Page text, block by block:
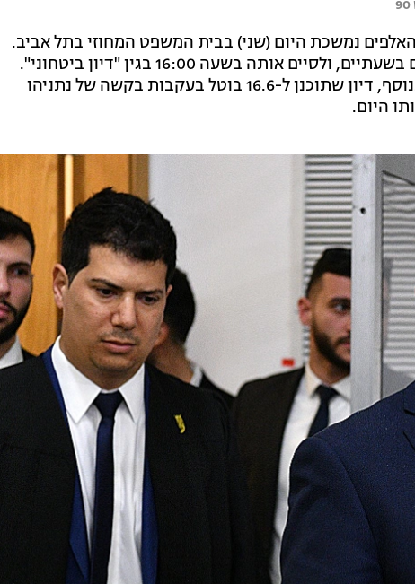
נמשכת היום (שני) בבית המשפט המחוזי בתל אביב.
בפתח הדיון ביקש נתניהו לקצר את עדותו היום בשעתיים, ולסיים אותה בשעה 16:00 בגין "דיון ביטחוני".
השופטת פרידמן פלדמן אישרה את הבקשה. בנוסף, דיון שתוכנן ל-16.6 בוטל בעקבות בקשה של נתניהו
היום.